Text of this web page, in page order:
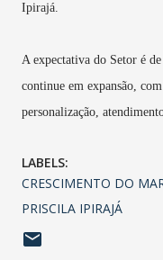
Ipirajá.
A expectativa do Setor é
continue em expansão,
personalização,
LABELS:
CRESCIMENTO DO
PRISCILA IPIRAJÁ